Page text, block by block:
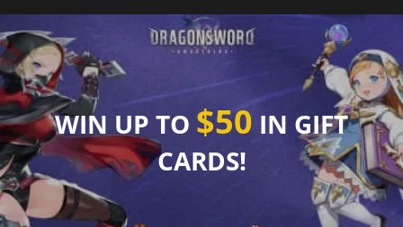
WIN UP TO $50 IN GIFT
CARDS!